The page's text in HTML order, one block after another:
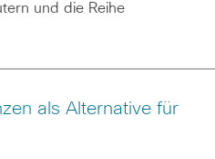
und die Reihe
als Alternative für